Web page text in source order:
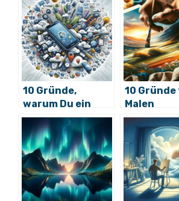
10 Gründe,
warum Du ein
Handy brauchst
10
Malen